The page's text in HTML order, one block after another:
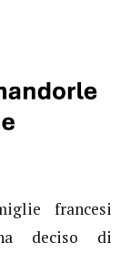
francesi
deciso di